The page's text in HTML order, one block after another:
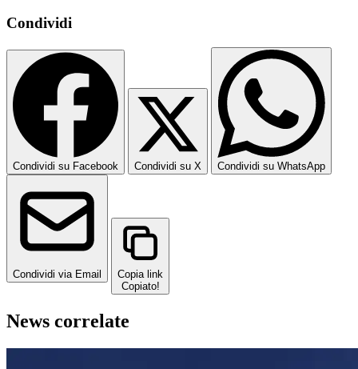
Condividi
Condividi su Facebook Condividi su X Condividi su WhatsApp
Condividi via Email
Copia link
Copiato!
News correlate